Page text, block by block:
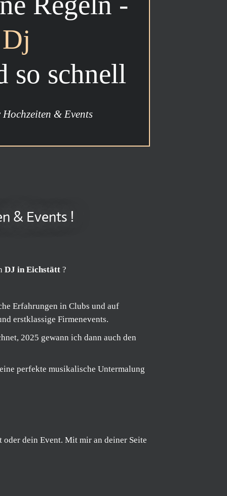
Dj
so schnell
& Events
& Events !
DJ in Eichstätt ?
Erfahrungen in Clubs und auf
erstklassige Firmenevents.
2025 gewann ich dann auch den
perfekte musikalische Untermalung
dein Event. Mit mir an deiner Seite